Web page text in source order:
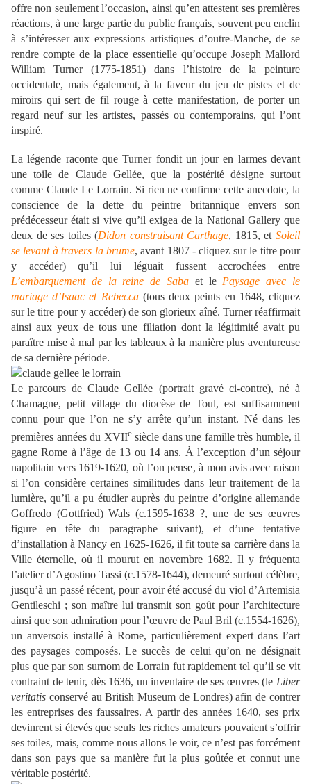
offre non seulement l’occasion, ainsi qu’en attestent ses premières
réactions, à une large partie du public français, souvent peu enclin
à s’intéresser aux expressions artistiques d’outre-Manche, de se
rendre compte de la place essentielle qu’occupe Joseph Mallord
William Turner (1775-1851) dans l’histoire de la peinture
occidentale, mais également, à la faveur du jeu de pistes et de
miroirs qui sert de fil rouge à cette manifestation, de porter un
regard neuf sur les artistes, passés ou contemporains, qui l’ont
inspiré.
La légende raconte que Turner fondit un jour en larmes devant
une toile de Claude Gellée, que la postérité désigne surtout
comme Claude Le Lorrain. Si rien ne confirme cette anecdote, la
conscience de la dette du peintre britannique envers son
prédécesseur était si vive qu’il exigea de la National Gallery que
deux de ses toiles (Didon construisant Carthage, 1815, etSoleil
se levant à travers la brume, avant 1807 - cliquez sur le titre pour
y accéder) qu’il lui léguait fussent accrochées entre
L’embarquement de la reine de Saba et le Paysage avec le
mariage d’Isaac et Rebecca(tous deux peints en 1648, cliquez
sur le titre pour y accéder) de son glorieux aîné. Turner réaffirmait
ainsi aux yeux de tous une filiation dont la légitimité avait pu
paraître mise à mal par les tableaux à la manière plus aventureuse
de sa dernière période.
Le parcours de Claude Gellée (portrait gravé ci-contre), né à
Chamagne, petit village du diocèse de Toul, est suffisamment
connu pour que l’on ne s’y arrête qu’un instant. Né dans les
premières années du XVIIesiècle dans une famille très humble, il
gagne Rome à l’âge de 13 ou 14 ans. À l’exception d’un séjour
napolitain vers 1619-1620, où l’on pense, à mon avis avec raison
si l’on considère certaines similitudes dans leur traitement de la
lumière, qu’il a pu étudier auprès du peintre d’origine allemande
Goffredo (Gottfried) Wals (c.1595-1638 ?, une de ses œuvres
figure en tête du paragraphe suivant), et d’une tentative
d’installation à Nancy en 1625-1626, il fit toute sa carrière dans la
Ville éternelle, où il mourut en novembre 1682. Il y fréquenta
l’atelier d’Agostino Tassi (c.1578-1644), demeuré surtout célèbre,
jusqu’à un passé récent, pour avoir été accusé du viol d’Artemisia
Gentileschi ; son maître lui transmit son goût pour l’architecture
ainsi que son admiration pour l’œuvre de Paul Bril (c.1554-1626),
un anversois installé à Rome, particulièrement expert dans l’art
des paysages composés. Le succès de celui qu’on ne désignait
plus que par son surnom de Lorrain fut rapidement tel qu’il se vit
contraint de tenir, dès 1636, un inventaire de ses œuvres (le Liber
veritatis conservé au British Museum de Londres) afin de contrer
les entreprises des faussaires. A partir des années 1640, ses prix
devinrent si élevés que seuls les riches amateurs pouvaient s’offrir
ses toiles, mais, comme nous allons le voir, ce n’est pas forcément
dans son pays que sa manière fut la plus goûtée et connut une
véritable postérité.